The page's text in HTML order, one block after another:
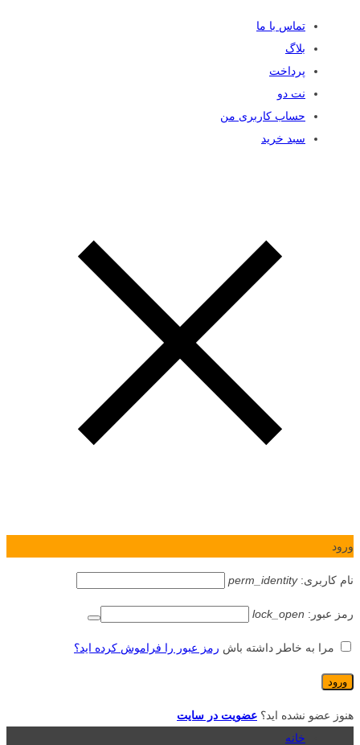
تماس با ما
بلاگ
پرداخت
نت دو
حساب کاربری من
سبد خرید
ورود
نام کاربری:perm_identity
رمز عبور: lock_open
مرا به خاطر داشته باش رمز عبور را فراموش کرده اید؟
هنوز عضو نشده اید؟ عضویت در سایت
خانه